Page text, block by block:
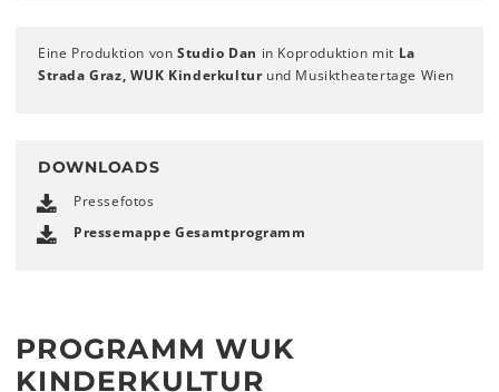
Eine Produktion von Studio Dan in Koproduktion mit La
Strada Graz, WUK Kinderkulturund Musiktheatertage Wien
DOWNLOADS
Pressefotos
Pressemappe Gesamtprogramm
PROGRAMM WUK
KINDERKULTUR